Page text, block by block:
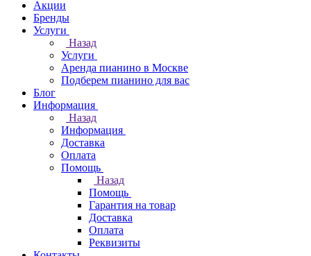
Акции
Бренды
Услуги
Назад
Услуги
Аренда пианино в Москве
Подберем пианино для вас
Блог
Информация
Назад
Информация
Доставка
Оплата
Помощь
Назад
Помощь
Гарантия на товар
Доставка
Оплата
Реквизиты